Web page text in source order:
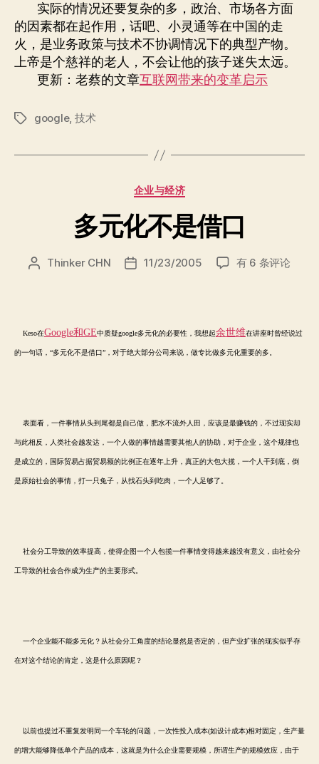
实际的情况还要复杂的多，政治、市场各方面
的因素都在起作用，话吧、小灵通等在中国的走
火，是业务政策与技术不协调情况下的典型产物。
上帝是个慈祥的老人，不会让他的孩子迷失太远。
更新：老蔡的文章互联网带来的变革启示
标
google, 技术
分
企业与经济
多元化不是借口
文 Thinker CHN
发 11/23/2005
多
是
借
口
有 6 条评论
Keso在Google和GE中质疑google多元化的必要性，我想起余世维在讲座时曾经说过
的一句话，“多元化不是借口”，对于绝大部分公司来说，做专比做多元化重要的多。
表面看，一件事情从头到尾都是自己做，肥水不流外人田，应该是最赚钱的，不过现实却
与此相反，人类社会越发达，一个人做的事情越需要其他人的协助，对于企业，这个规律也
是成立的，国际贸易占据贸易额的比例正在逐年上升，真正的大包大揽，一个人干到底，倒
是原始社会的事情，打一只兔子，从找石头到吃肉，一个人足够了。
社会分工导致的效率提高，使得企图一个人包揽一件事情变得越来越没有意义，由社会分
工导致的社会合作成为生产的主要形式。
一个企业能不能多元化？从社会分工角度的结论显然是否定的，但产业扩张的现实似乎存
在对这个结论的肯定，这是什么原因呢？
以前也提过不重复发明同一个车轮的问题，一次性投入成本(如设计成本)相对固定，生产量
的增大能够降低单个产品的成本，这就是为什么企业需要规模，所谓生产的规模效应，由于